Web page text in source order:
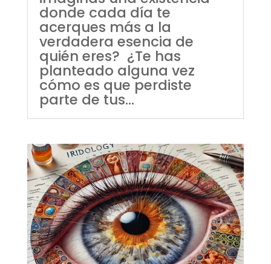
donde cada día te
acerques más a la
verdadera esencia de
quién eres? ¿Te has
planteado alguna vez
cómo es que perdiste
parte de tus...